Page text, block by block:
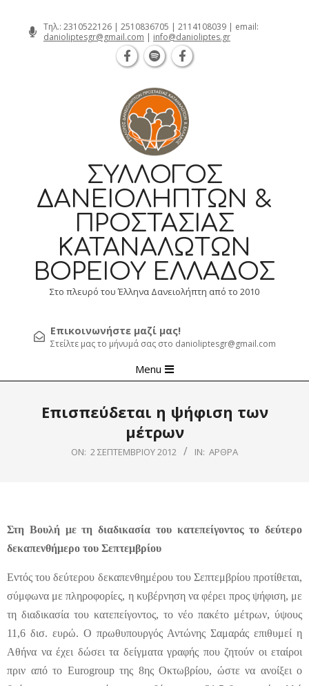
Τηλ.: 2310522126 | 2510836705 | 2114108039 | email:
danioliptesgr@gmail.com | info@danioliptes.gr
ΣΎΛΛΟΓΟΣ
ΔΑΝΕΙΟΛΗΠΤΏΝ &
ΠΡΟΣΤΑΣΊΑΣ
ΚΑΤΑΝΑΛΩΤΏΝ
ΒΟΡΕΊΟΥ ΕΛΛΆΔΟΣ
Στο πλευρό του Έλληνα Δανειολήπτη από το 2010
Επικοινωνήστε μαζί μας!
Στείλτε μας το μήνυμά σας στο danioliptesgr@gmail.com
Navigation
Menu
Επισπεύδεται η ψήφιση των
μέτρων
ON: 2 ΣΕΠΤΕΜΒΡΊΟΥ 2012 IN: ΆΡΘΡΑ
Στη Βουλή με τη διαδικασία του κατεπείγοντοςτο δεύτερο
δεκαπενθήμερο του Σεπτεμβρίου
Εντός του δεύτερου δεκαπενθημέρου του Σεπτεμβρίου προτίθεται,
σύμφωνα με πληροφορίες, η κυβέρνηση να φέρει προς ψήφιση, με
τη διαδικασία του κατεπείγοντος, το νέο πακέτο μέτρων, ύψους
11,6 δισ. ευρώ. Ο πρωθυπουργός Αντώνης Σαμαράς επιθυμεί η
Αθήνα να έχει δώσει τα δείγματα γραφής που ζητούν οι εταίροι
πριν από το Eurogroup της 8ης Οκτωβρίου, ώστε να ανοίξει ο